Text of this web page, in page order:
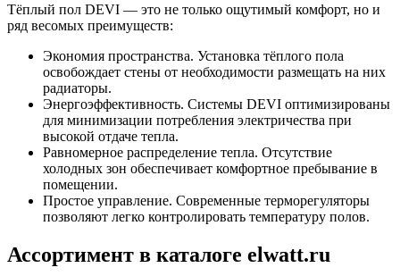
Тёплый пол DEVI — это не только ощутимый комфорт, но и
ряд весомых преимуществ:
Экономия пространства. Установка тёплого пола
освобождает стены от необходимости размещать на них
радиаторы.
Энергоэффективность. Системы DEVI оптимизированы
для минимизации потребления электричества при
высокой отдаче тепла.
Равномерное распределение тепла. Отсутствие
холодных зон обеспечивает комфортное пребывание в
помещении.
Простое управление. Современные терморегуляторы
позволяют легко контролировать температуру полов.
Ассортимент в каталоге elwatt.ru